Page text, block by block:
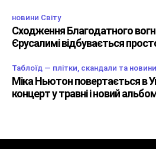
новини Світу
Сходження Благодатного
Єрусалимі відбувається
Таблоїд — плітки, скандали та
Міка Ньютон повертається в
концерт у травні і новий